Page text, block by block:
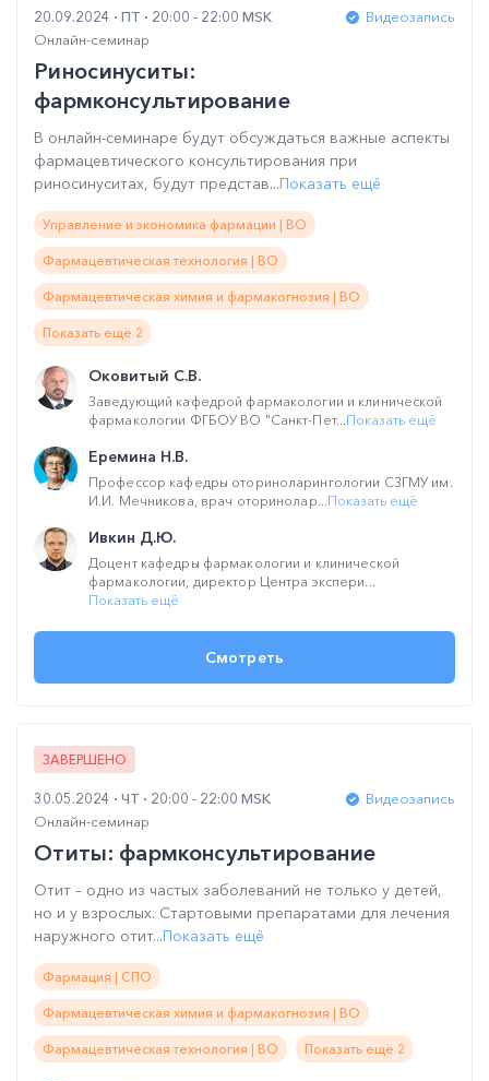
20.09.2024 ПТ 20:00 - 22:00 MSK
Видеозапись
Онлайн-семинар
Риносинуситы:
фармконсультирование
В онлайн-семинаре будут обсуждаться важные аспекты
фармацевтического консультирования при
риносинуситах, будут представ...Показать ещё
Управление и экономика фармации | ВО
Фармацевтическая технология | ВО
Фармацевтическая химия и фармакогнозия | ВО
Показать ещё 2
Оковитый С.В.
Заведующий кафедрой фармакологии и клинической
фармакологии ФГБОУ ВО "Санкт-Пет...Показать ещё
Еремина Н.В.
Профессор кафедры оториноларингологии СЗГМУ им.
И.И. Мечникова, врач оторинолар...Показать ещё
Ивкин Д.Ю.
Доцент кафедры фармакологии и клинической
фармакологии, директор Центра экспери...
Показать ещё
Смотреть
ЗАВЕРШЕНО
30.05.2024 ЧТ 20:00 - 22:00 MSK
Видеозапись
Онлайн-семинар
Отиты: фармконсультирование
Отит – одно из частых заболеваний не только у детей,
но и у взрослых. Стартовыми препаратами для лечения
наружного отит...Показать ещё
Фармация | СПО
Фармацевтическая химия и фармакогнозия | ВО
Фармацевтическая технология | ВО Показать ещё 2